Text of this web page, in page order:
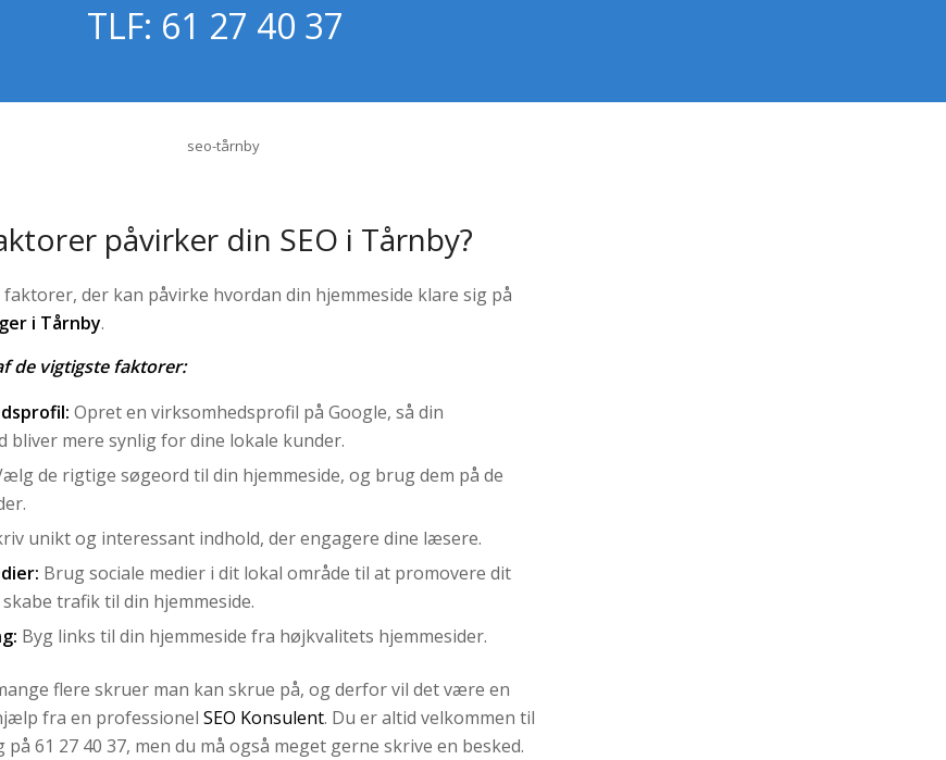
TLF: 61 27 40 37
påvirker din SEO i Tårnby?
der kan påvirke hvordan din hjemmeside klare sig på
i Tårnby.
de vigtigste faktorer:
Opret en virksomhedsprofil på Google, så din
bliver mere synlig for dine lokale kunder.
de rigtige søgeord til din hjemmeside, og brug dem på de
unikt og interessant indhold, der engagere dine læsere.
Brug sociale medier i dit lokal område til at promovere dit
trafik til din hjemmeside.
Byg links til din hjemmeside fra højkvalitets hjemmesider.
flere skruer man kan skrue på, og derfor vil det være en
fra en professionelSEO Konsulent. Du er altid velkommen til
61 27 40 37, men du må også meget gerne skrive en besked.